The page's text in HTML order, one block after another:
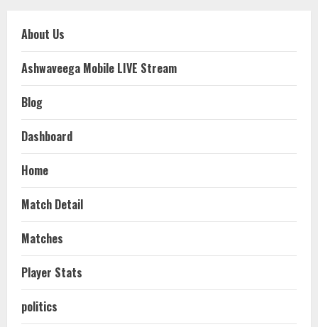
About Us
Ashwaveega Mobile LIVE Stream
Blog
Dashboard
Home
Match Detail
Matches
Player Stats
politics